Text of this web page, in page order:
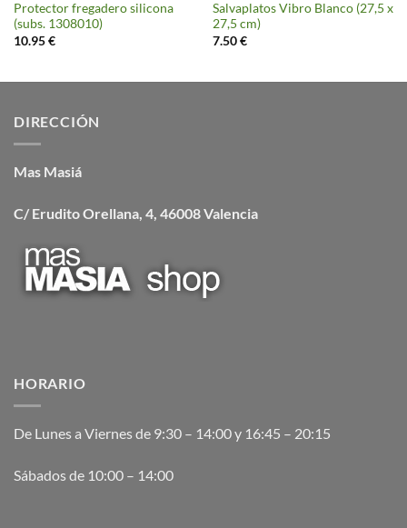
Protector fregadero silicona
(subs. 1308010)
10.95€
Salvaplatos Vibro Blanco (27,5 x
27,5 cm)
7.50€
DIRECCIÓN
Mas Masiá
C/ Erudito Orellana, 4, 46008 Valencia
HORARIO
De Lunes a Viernes de 9:30 – 14:00 y 16:45 – 20:15
Sábados de 10:00 – 14:00